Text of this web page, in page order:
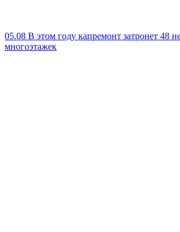
05.08 В этом году капремонт затронет 48
многоэтажек